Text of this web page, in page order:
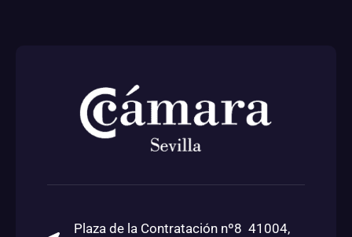
Plaza de la Contratación nº8 41004,